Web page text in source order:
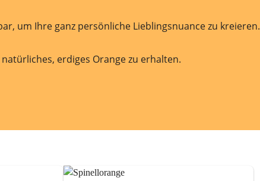
um Ihre ganz persönliche Lieblingsnuance zu kreieren.
erdiges Orange zu erhalten.